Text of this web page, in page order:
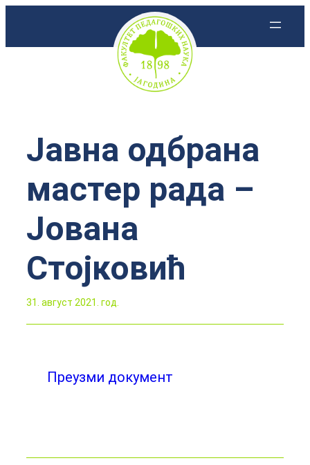
Јавна одбрана
мастер рада –
Јована
Стојковић
31. август 2021. год.
Преузми документ